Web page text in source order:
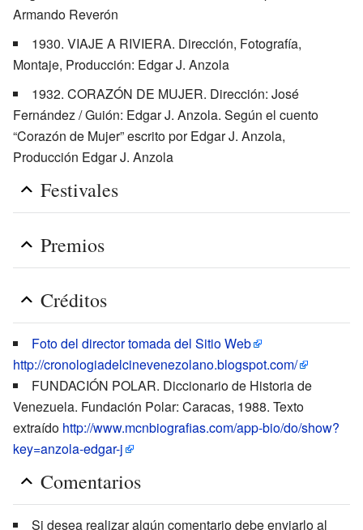
Armando Reverón
1930. VIAJE A RIVIERA. Dirección, Fotografía,
Montaje, Producción: Edgar J. Anzola
1932. CORAZÓN DE MUJER. Dirección: José
Fernández / Guión: Edgar J. Anzola. Según el cuento
“Corazón de Mujer” escrito por Edgar J. Anzola,
Producción Edgar J. Anzola
Festivales
Premios
Créditos
Foto del director tomada del Sitio Web
http://cronologiadelcinevenezolano.blogspot.com/
FUNDACIÓN POLAR. Diccionario de Historia de
Venezuela. Fundación Polar: Caracas, 1988. Texto
extraído http://www.mcnbiografias.com/app-bio/do/show?
key=anzola-edgar-j
Comentarios
Si desea realizar algún comentario debe enviarlo al